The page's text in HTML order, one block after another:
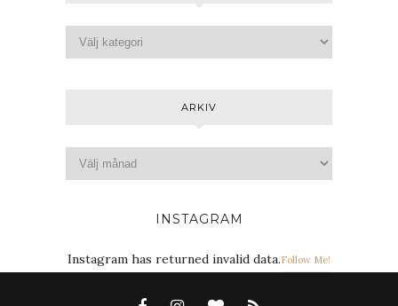
ARKIV
INSTAGRAM
Instagram has returned invalid data.Follow Me!